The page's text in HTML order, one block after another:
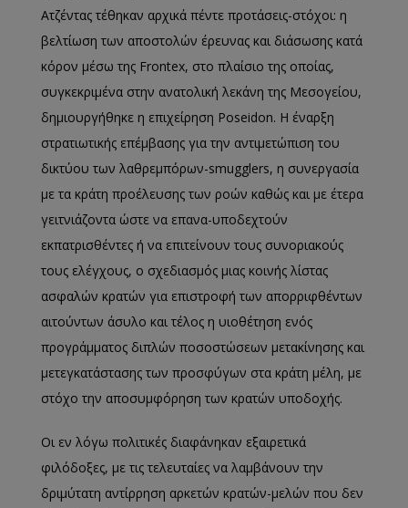
Ατζέντας τέθηκαν αρχικά πέντε προτάσεις-στόχοι: η
βελτίωση των αποστολών έρευνας και διάσωσης κατά
κόρον μέσω της Frontex, στο πλαίσιο της οποίας,
συγκεκριμένα στην ανατολική λεκάνη της Μεσογείου,
δημιουργήθηκε η επιχείρηση Poseidon. Η έναρξη
στρατιωτικής επέμβασης για την αντιμετώπιση του
δικτύου των λαθρεμπόρων-smugglers, η συνεργασία
με τα κράτη προέλευσης των ροών καθώς και με έτερα
γειτνιάζοντα ώστε να επανα-υποδεχτούν
εκπατρισθέντες ή να επιτείνουν τους συνοριακούς
τους ελέγχους, ο σχεδιασμός μιας κοινής λίστας
ασφαλών κρατών για επιστροφή των απορριφθέντων
αιτούντων άσυλο και τέλος η υιοθέτηση ενός
προγράμματος διπλών ποσοστώσεων μετακίνησης και
μετεγκατάστασης των προσφύγων στα κράτη μέλη, με
στόχο την αποσυμφόρηση των κρατών υποδοχής.
Οι εν λόγω πολιτικές διαφάνηκαν εξαιρετικά
φιλόδοξες, με τις τελευταίες να λαμβάνουν την
δριμύτατη αντίρρηση αρκετών κρατών-μελών που δεν